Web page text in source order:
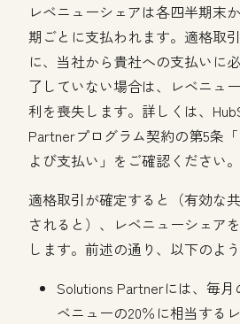
レベニューシェアは各四半期末
期ごとに支払われます。 適格取
に、当社から貴社への支払いに
了していない場合は、レベニュ
利を喪失します。詳しくは、
Partnerプログラム契約の第5条
よび支払い」をご確認ください。
適格取引が確定すると（有効な
されると）、レベニューシェア
します。前述の通り、以下のよ
Solutions Partnerには、毎
ベニューの20％に相当する